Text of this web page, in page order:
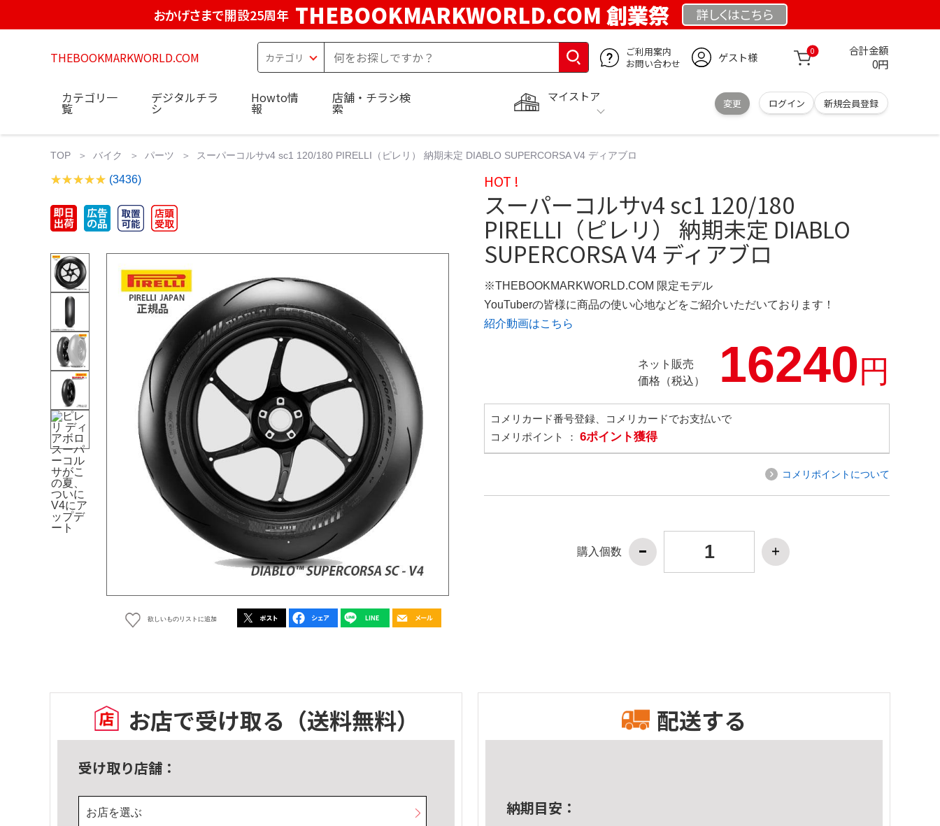
おかげさまで開設25周年 THEBOOKMARKWORLD.COM 創業祭 詳しくはこちら
THEBOOKMARKWORLD.COM
ご利用案内
お問い合わせ
ゲスト様 0 合計金額
0円
マイストア
変更 ログイン 新規会員登録
カテゴリ一
覧
デジタルチラ
シ
Howto情
報
店舗・チラシ検
索
TOP バイク パーツ スーパーコルサv4 sc1 120/180 PIRELLI（ピレリ） 納期未定 DIABLO SUPERCORSA V4 ディアブロ
(3436)
欲しいものリストに追加
HOT !
スーパーコルサv4 sc1 120/180
PIRELLI（ピレリ） 納期未定 DIABLO
SUPERCORSA V4 ディアブロ
※THEBOOKMARKWORLD.COM 限定モデル
YouTuberの皆様に商品の使い心地などをご紹介いただいております！
紹介動画はこちら
ネット販売
価格（税込）
16240円
コメリカード番号登録、コメリカードでお支払いで
コメリポイント ： 6ポイント獲得
コメリポイントについて
購入個数
お店で受け取る （送料無料）
受け取り店舗：
お店を選ぶ
配送する
納期目安：